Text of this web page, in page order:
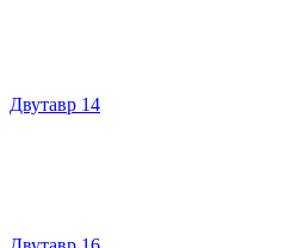
Двутавр 14